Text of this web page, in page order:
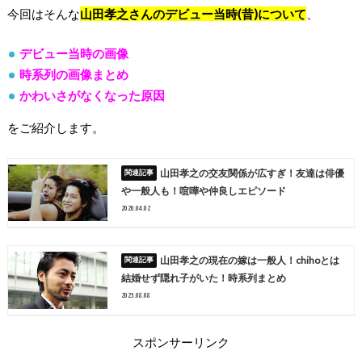
今回はそんな山田孝之さんのデビュー当時(昔)について
デビュー当時の画像
時系列の画像まとめ
かわいさがなくなった原因
をご紹介します。
山田孝之の交友関係が広すぎ！友達は俳優
や一般人も！喧嘩や仲良しエピソード
2020.04.02
山田孝之の現在の嫁は一般人！chihoとは
結婚せず隠れ子がいた！時系列まとめ
2023.08.08
スポンサーリンク